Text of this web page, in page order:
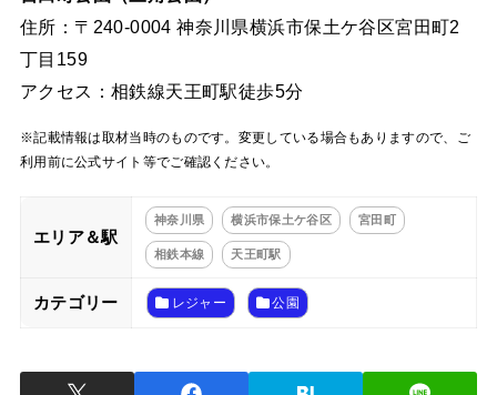
住所：〒240-0004 神奈川県横浜市保土ケ谷区宮田町2
丁目159
アクセス：相鉄線天王町駅徒歩5分
※記載情報は取材当時のものです。変更している場合もありますので、ご
利用前に公式サイト等でご確認ください。
エリア＆駅
神奈川県 横浜市保土ケ谷区 宮田町
相鉄本線 天王町駅
カテゴリー レジャー 公園